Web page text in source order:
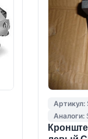
Артикул:
Аналоги: